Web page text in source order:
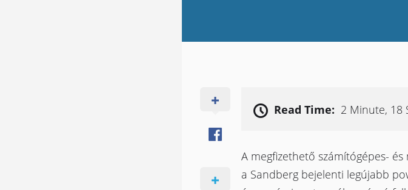
Read Time: 2 Minute, 18
A megfizethető számítógépes-
a Sandberg bejelenti legújabb